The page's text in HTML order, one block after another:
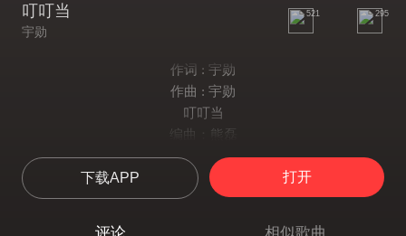
叮叮当
宇勋
521 295
作词 : 宇勋
作曲 : 宇勋
叮叮当
编曲：熊磊
混音：胡智炜
叮叮当 叮叮当
童年的梦想会让你发光
下载APP 打开
评论 相似歌曲